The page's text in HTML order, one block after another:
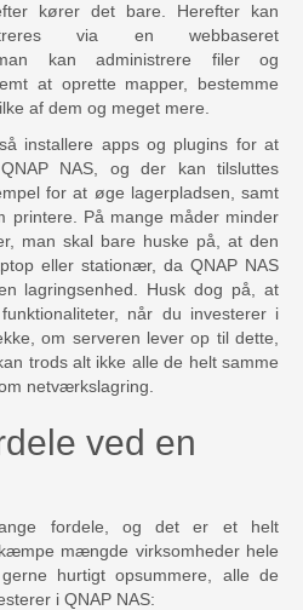
kører det bare. Herefter kan
via en webbaseret
kan administrere filer og
at oprette mapper, bestemme
af dem og meget mere.
installere apps og plugins for at
NAS, og der kan tilsluttes
for at øge lagerpladsen, samt
printere. På mange måder minder
man skal bare huske på, at den
eller stationær, da QNAP NAS
lagringsenhed. Husk dog på, at
når du investerer i
om serveren lever op til dette,
trods alt ikke alle de helt samme
netværkslagring.
ved en
fordele, og det er et helt
mængde virksomheder hele
hurtigt opsummere, alle de
i QNAP NAS: